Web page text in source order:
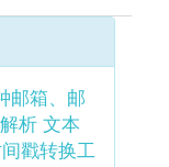
邮箱、邮
析 文本
戳转换工